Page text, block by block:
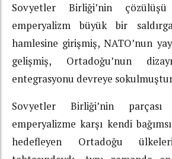
Sovyetler Birliği’nin
emperyalizm büyük bir
hamlesine girişmiş, NATO’nun
gelişmiş, Ortadoğu’nun
entegrasyonu devreye
Sovyetler Birliği’nin
emperyalizme karşı kendi
hedefleyen Ortadoğu